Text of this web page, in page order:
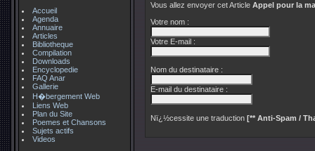
Accueil
Agenda
Annuaire
Articles
Bibliotheque
Compilation
Downloads
Encyclopedie
FAQ Anar
Gallerie
H�bergement Web
Liens Web
Plan du Site
Poemes et Chansons
Sujets actifs
Videos
Vous allez envoyer cet Article Appel pour la
Votre nom :
Votre E-mail :
Nom du destinataire :
E-mail du destinataire :
Nï¿½cessite une traduction [** Anti-Spam /